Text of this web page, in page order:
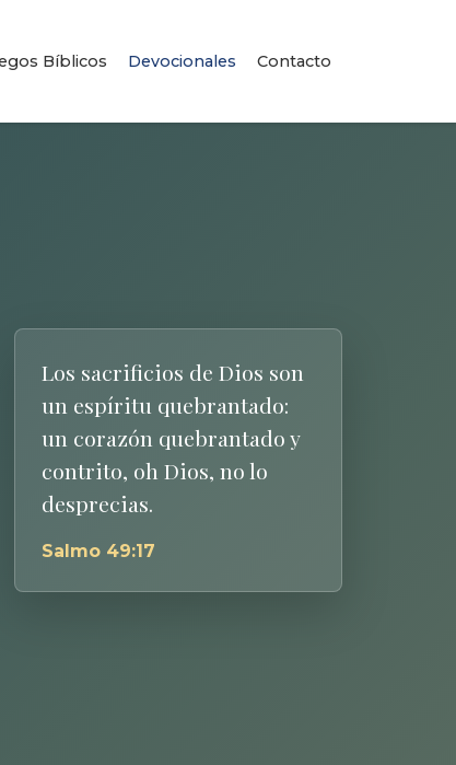
Bíblicos Devocionales Contacto
Los sacrificios de Dios son
un espíritu quebrantado:
un corazón quebrantado y
contrito, oh Dios, no lo
desprecias.
Salmo 49:17